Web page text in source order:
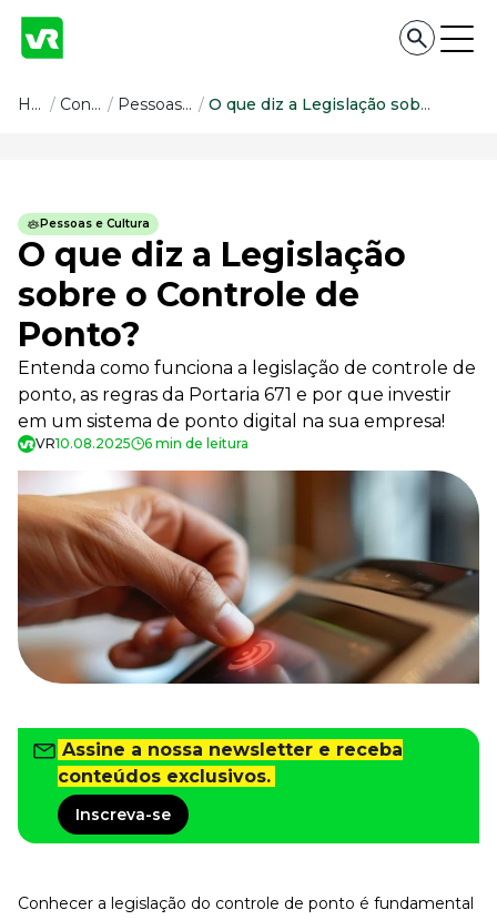
Conteúdo
Todas as categorias
Confira nossos conteúdos
Empreendedorismo
Impulsione o seu negócio
Legislação
Fique por dentro da lei
Pessoas e Cultura
Aprimore a cultura organizacional
Educação Financeira
Saiba como gerenciar o seu dinheiro
Para o Trabalhador
Tudo para facilitar a rotina
Imprensa
VR na Imprensa
Cursos
Cursos
Explore o nosso acervo
Departamento Pessoal
Para simplificar os processos
Gestão de Empresas e Negócios
Eleve os resultados da organização
Home / Conteúdo / Pessoas e Cultura / O que diz a Legislação sobre o Controle de Ponto?
Pessoas e Cultura
O que diz a Legislação
sobre o Controle de
Ponto?
Entenda como funciona a legislação de controle de
ponto, as regras da Portaria 671 e por que investir
em um sistema de ponto digital na sua empresa!
VR10.08.2025 6 min de leitura
Assine a nossa newsletter e receba
conteúdos exclusivos.
Inscreva-se
Conhecer a legislação do controle de ponto é fundamental